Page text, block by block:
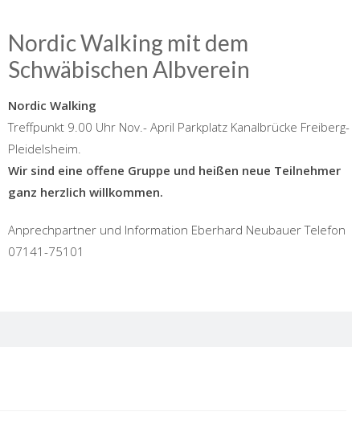
Nordic Walking mit dem
Schwäbischen Albverein
Nordic Walking
Treffpunkt 9.00 Uhr Nov.- April Parkplatz Kanalbrücke Freiberg-
Pleidelsheim.
Wir sind eine offene Gruppe und heißen neue Teilnehmer
ganz herzlich willkommen.
Anprechpartner und Information Eberhard Neubauer Telefon
07141-75101